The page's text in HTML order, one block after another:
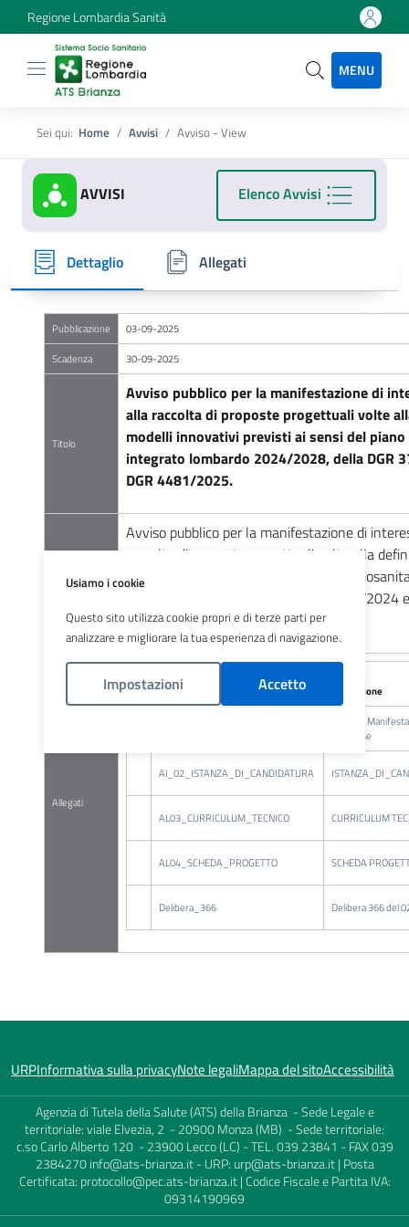
Regione Lombardia Sanità
MENU
Sei qui: Home Avvisi Avviso - View
AVVISI Elenco Avvisi
Dettaglio Allegati
Pubblicazione
03-09-2025
Scadenza
30-09-2025
Titolo
Avviso pubblico per la manifestazione di
alla raccolta di proposte progettuali volte
modelli innovativi previsti ai sensi del
integrato lombardo 2024/2028, della DGR
DGR 4481/2025.
Dettaglio
Avviso pubblico per la manifestazione di
raccolta di proposte progettuali volte alla
innovativi previsti ai sensi del piano
lombardo 2024/2028, della DGR 3720/2024
4481/2025.
Allegati
Name Descrizione
Allegata
interesse
Al_02_ISTANZA_DI_CANDIDATURA
AL03_CURRICULUM_TECNICO CURRICULUM
AL04_SCHEDA_PROGETTO SCHEDA
Delibera_366 Delibera 366 del
URPInformativa sulla privacyNote legaliMappa del sitoAccessibilità
Agenzia di Tutela della Salute (ATS) della Brianza - Sede Legale e
territoriale: viale Elvezia, 2 - 20900 Monza (MB) - Sede territoriale:
c.so Carlo Alberto 120 - 23900 Lecco (LC) - TEL. 039 23841 - FAX 039
2384270 info@ats-brianza.it- URP: urp@ats-brianza.it| Posta
Certificata: protocollo@pec.ats-brianza.it| Codice Fiscale e Partita IVA:
09314190969
Usiamo i cookie
Questo sito utilizza cookie propri e di terze parti per
analizzare e migliorare la tua esperienza di navigazione.
Impostazioni Accetto